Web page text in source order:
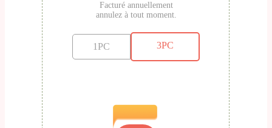
Facturé annuellement
annulez à tout moment.
1PC 3PC